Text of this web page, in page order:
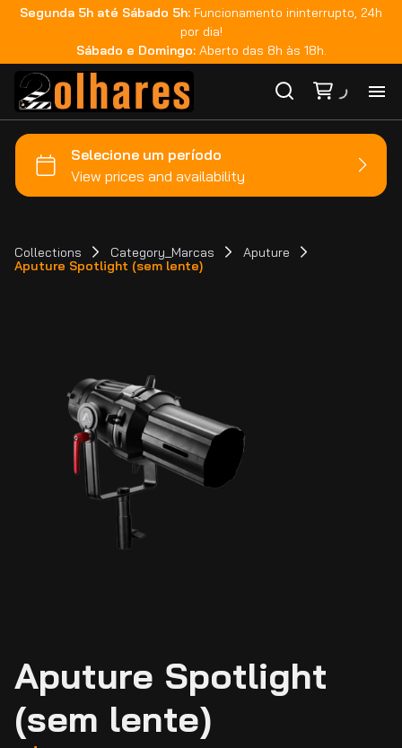
Segunda 5h até Sábado 5h: Funcionamento ininterrupto, 24h
por dia!
Sábado e Domingo: Aberto das 8h às 18h.
Collections Category_Marcas
Aputure
Aputure Spotlight (sem lente)
Aputure Spotlight
(sem lente)